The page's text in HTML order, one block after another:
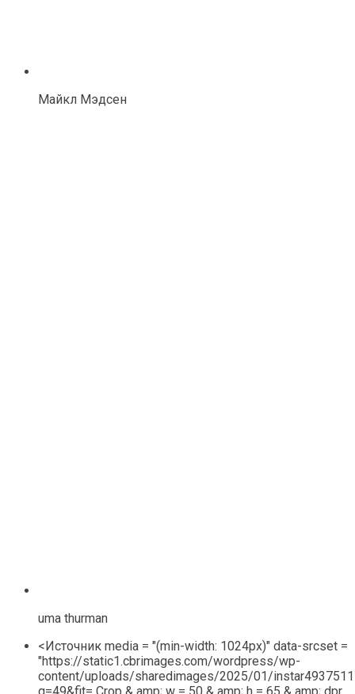
Майкл Мэдсен
uma thurman
<Источник media = "(min-width: 1024px)" data-srcset =
"https://static1.cbrimages.com/wordpress/wp-
content/uploads/sharedimages/2025/01/
q=49&fit= Crop & amp; w = 50 & amp; h = 65 & amp; dpr